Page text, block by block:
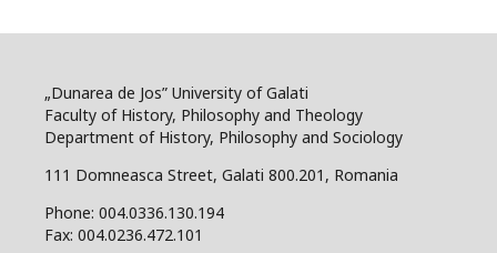
„Dunarea de Jos” University of Galati
Faculty of History, Philosophy and Theology
Department of History, Philosophy and Sociology
111 Domneasca Street, Galati 800.201, Romania
Phone: 004.0336.130.194
Fax: 004.0236.472.101